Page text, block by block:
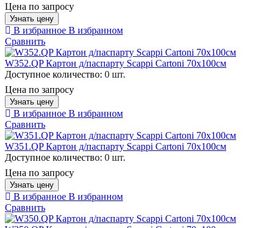
Цена по запросу
Узнать цену
В избранное В избранном
Сравнить
W352.QP Картон д/паспарту Scappi Cartoni 70х100см
Доступное количество: 0 шт.
Цена по запросу
Узнать цену
В избранное В избранном
Сравнить
W351.QP Картон д/паспарту Scappi Cartoni 70х100см
Доступное количество: 0 шт.
Цена по запросу
Узнать цену
В избранное В избранном
Сравнить